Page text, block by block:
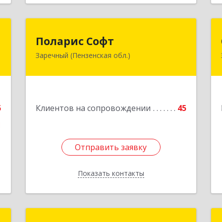
Поларис Софт
Заречный (Пензенская обл.)
Клиентов на сопровождении 45
Отправить заявку
Показать контакты
442960, Пензенская обл, Заречный г,
Отправить заявку
Назад